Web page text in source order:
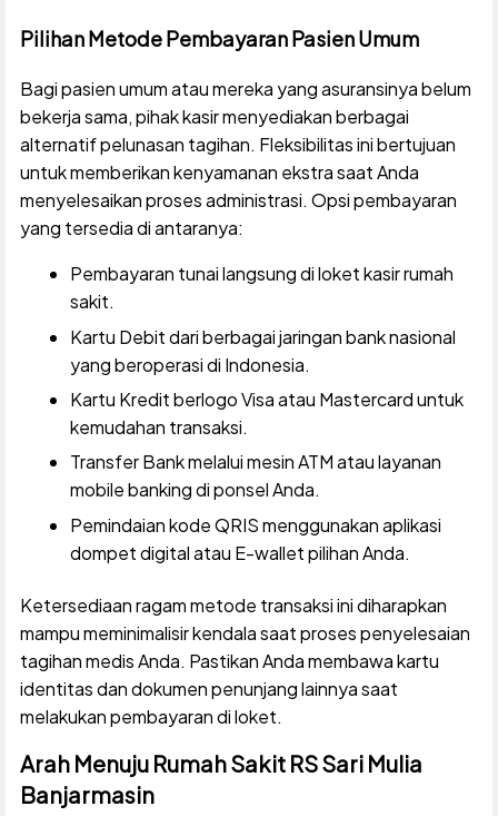
Pilihan Metode Pembayaran Pasien Umum
Bagi pasien umum atau mereka yang asuransinya belum
bekerja sama, pihak kasir menyediakan berbagai
alternatif pelunasan tagihan. Fleksibilitas ini bertujuan
untuk memberikan kenyamanan ekstra saat Anda
menyelesaikan proses administrasi. Opsi pembayaran
yang tersedia di antaranya:
Pembayaran tunai langsung di loket kasir rumah
sakit.
Kartu Debit dari berbagai jaringan bank nasional
yang beroperasi di Indonesia.
Kartu Kredit berlogo Visa atau Mastercard untuk
kemudahan transaksi.
Transfer Bank melalui mesin ATM atau layanan
mobile banking di ponsel Anda.
Pemindaian kode QRIS menggunakan aplikasi
dompet digital atau E-wallet pilihan Anda.
Ketersediaan ragam metode transaksi ini diharapkan
mampu meminimalisir kendala saat proses penyelesaian
tagihan medis Anda. Pastikan Anda membawa kartu
identitas dan dokumen penunjang lainnya saat
melakukan pembayaran di loket.
Arah Menuju Rumah Sakit RS Sari Mulia
Banjarmasin